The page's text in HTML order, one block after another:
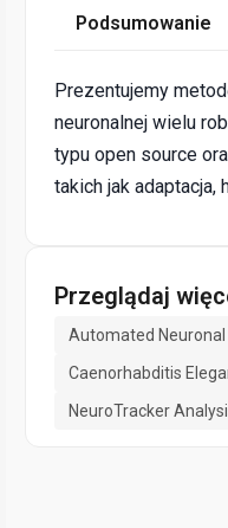
Podsumowanie
Prezentujemy
neuronalnej wielu
typu open source
takich jak adaptacja,
Przeglądaj
Automated Neuronal
Caenorhabditis
NeuroTracker